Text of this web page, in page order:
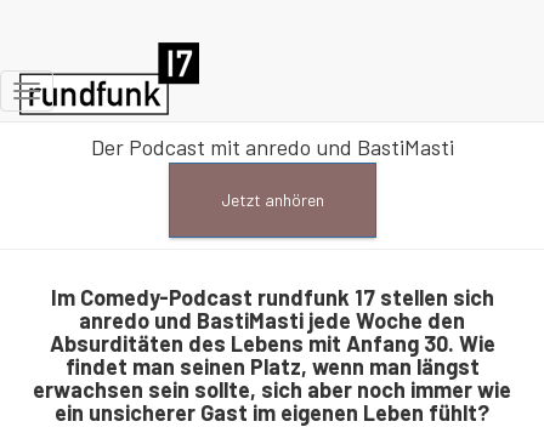
Navigation
rundfunk 17
Der Podcast mit anredo und BastiMasti
Jetzt anhören
Im Comedy-Podcast rundfunk 17 stellen sich
anredo und BastiMasti jede Woche den
Absurditäten des Lebens mit Anfang 30. Wie
findet man seinen Platz, wenn man längst
erwachsen sein sollte, sich aber noch immer wie
ein unsicherer Gast im eigenen Leben fühlt?